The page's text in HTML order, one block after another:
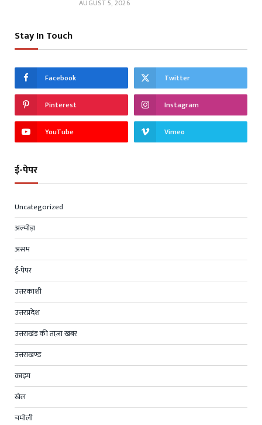
AUGUST 5, 2026
Stay In Touch
Facebook Twitter
Pinterest Instagram
YouTube Vimeo
ई-पेपर
Uncategorized
अल्मोड़ा
असम
ई-पेपर
उत्तरकाशी
उत्तरप्रदेश
उत्तराखंड की ताज़ा खबर
उत्तराखण्ड
क्राइम
खेल
चमोली